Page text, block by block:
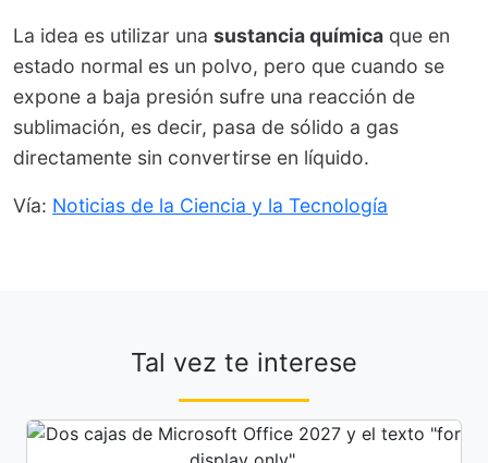
La idea es utilizar una sustancia química que en
estado normal es un polvo, pero que cuando se
expone a baja presión sufre una reacción de
sublimación, es decir, pasa de sólido a gas
directamente sin convertirse en líquido.
Vía: Noticias de la Ciencia y la Tecnología
Tal vez te interese